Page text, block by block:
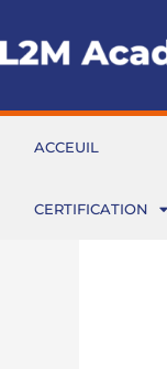
au
contenu
ACCEUIL
CERTIFICATION